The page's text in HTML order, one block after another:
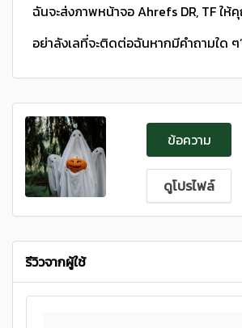
ฉันจะส่งภาพหน้าจอ Ahrefs DR, TF ให้
อย่าลังเลที่จะติดต่อฉันหากมีคําถามใด ๆ
ข้อความ
ดูโปรไฟล์
รีวิวจากผู้ใช้